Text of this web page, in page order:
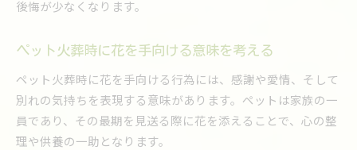
ペット火葬で心に残る供養を花で演出
後悔が少なくなります。
ペット火葬時に花を手向ける意味を考える
ペット火葬時に花を手向ける行為には、感謝や愛情、そして
別れの気持ちを表現する意味があります。ペットは家族の一
員であり、その最期を見送る際に花を添えることで、心の整
理や供養の一助となります。